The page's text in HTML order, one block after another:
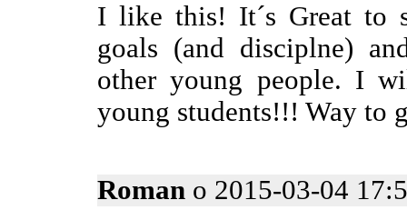
I like this! It´s Great to
goals (and disciplne)
other young people. I
young students!!! Way to
Roman o 2015-03-04